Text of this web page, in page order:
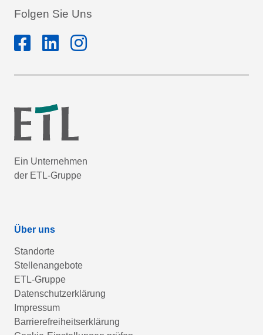
Folgen Sie Uns
Ein Unternehmen
der ETL-Gruppe
Über uns
Standorte
Stellenangebote
ETL-Gruppe
Datenschutzerklärung
Impressum
Barrierefreiheitserklärung